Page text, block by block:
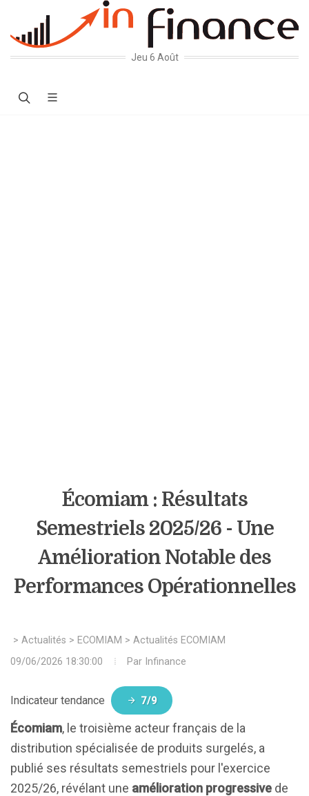
Jeu 6 Août
Écomiam : Résultats
Semestriels 2025/26 - Une
Amélioration Notable des
Performances Opérationnelles
> Actualités > ECOMIAM > Actualités ECOMIAM
09/06/2026 18:30:00
Par Infinance
Indicateur tendance 7/9
Écomiam, le troisième acteur français de la
distribution spécialisée de produits surgelés, a
publié ses résultats semestriels pour l'exercice
2025/26, révélant une amélioration progressive de